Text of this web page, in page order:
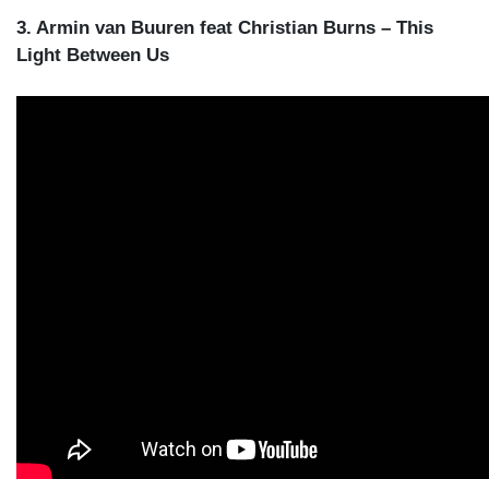
3. Armin van Buuren feat Christian Burns – This
Light Between Us